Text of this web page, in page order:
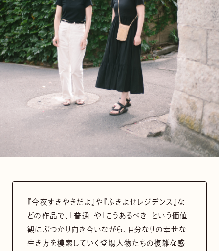
『今夜すきやきだよ』や『ふきよせレジデンス』な
どの作品で、「普通」や「こうあるべき」という価値
観にぶつかり向き合いながら、自分なりの幸せな
生き方を模索していく登場人物たちの複雑な感